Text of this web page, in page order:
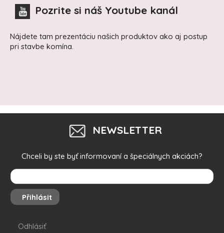
Pozrite si náš Youtube kanál
Nájdete tam prezentáciu našich produktov ako aj postup
pri stavbe komína.
NEWSLETTER
Chceli by ste byť informovaní a špeciálnych akciách?
Přihlásit
Odhlásiť